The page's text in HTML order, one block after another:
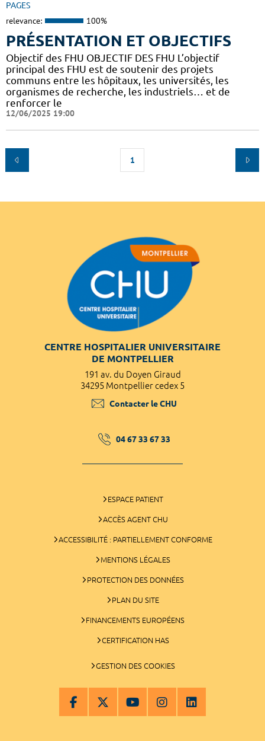
PAGES
relevance: 100%
PRÉSENTATION ET OBJECTIFS
Objectif des FHU OBJECTIF DES FHU L’objectif
principal des FHU est de soutenir des projets
communs entre les hôpitaux, les universités, les
organismes de recherche, les industriels… et de
renforcer le
12/06/2025 19:00
1
CENTRE HOSPITALIER UNIVERSITAIRE
DE MONTPELLIER
191 av. du Doyen Giraud
34295 Montpellier cedex 5
Contacter le CHU
04 67 33 67 33
ESPACE PATIENT
ACCÈS AGENT CHU
ACCESSIBILITÉ : PARTIELLEMENT CONFORME
MENTIONS LÉGALES
PROTECTION DES DONNÉES
PLAN DU SITE
FINANCEMENTS EUROPÉENS
CERTIFICATION HAS
GESTION DES COOKIES